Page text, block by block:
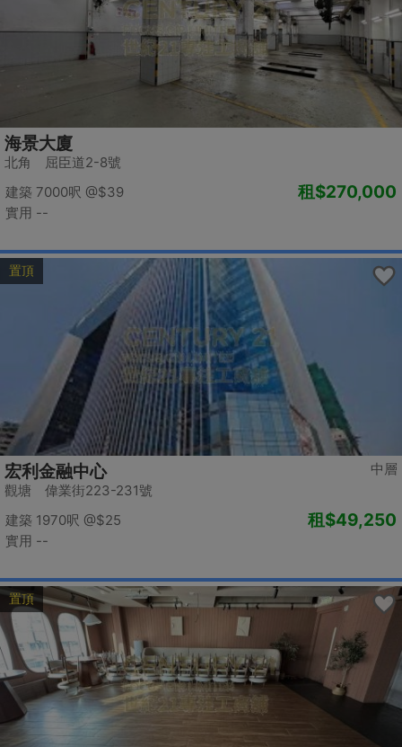
海景大廈
北角 屈臣道2-8號
建築 7000呎 @$39
實用 --
租$270,000
置頂
中層
宏利金融中心
觀塘 偉業街223-231號
建築 1970呎 @$25
實用 --
租$49,250
置頂